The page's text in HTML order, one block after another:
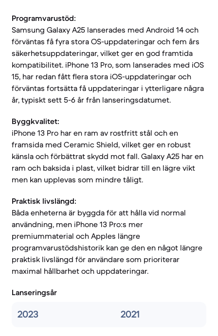
Programvarustöd:
Samsung Galaxy A25 lanserades med Android 14 och
förväntas få fyra stora OS-uppdateringar och fem års
säkerhetsuppdateringar, vilket ger en god framtida
kompatibilitet. iPhone 13 Pro, som lanserades med iOS
15, har redan fått flera stora iOS-uppdateringar och
förväntas fortsätta få uppdateringar i ytterligare några
år, typiskt sett 5-6 år från lanseringsdatumet.
Byggkvalitet:
iPhone 13 Pro har en ram av rostfritt stål och en
framsida med Ceramic Shield, vilket ger en robust
känsla och förbättrat skydd mot fall. Galaxy A25 har en
ram och baksida i plast, vilket bidrar till en lägre vikt
men kan upplevas som mindre tåligt.
Praktisk livslängd:
Båda enheterna är byggda för att hålla vid normal
användning, men iPhone 13 Pro:s mer
premiummaterial och Apples längre
programvarustödshistorik kan ge den en något längre
praktisk livslängd för användare som prioriterar
maximal hållbarhet och uppdateringar.
Lanseringsår
2023 2021